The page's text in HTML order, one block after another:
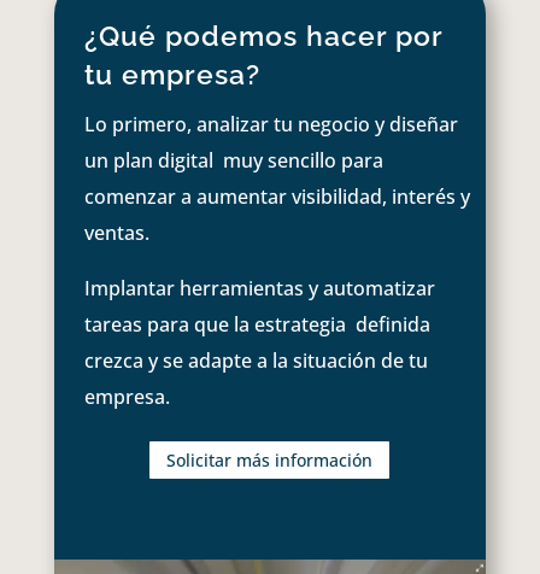
¿Qué podemos hacer por
tu empresa?
Lo primero, analizar tu negocio y diseñar
un plan digital muy sencillo para
comenzar a aumentar visibilidad, interés y
ventas.
Implantar herramientas y automatizar
tareas para que la estrategia definida
crezca y se adapte a la situación de tu
empresa.
Solicitar más información